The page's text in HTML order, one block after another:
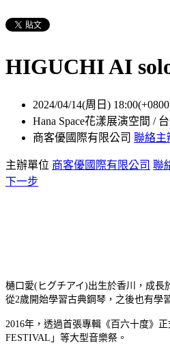
HIGUCHI AI
2024/04/14(周日)
Hana Space花漾展演空間 /
商客優國際有限公司 聯絡主
主辦單位 商客優國際有限公司 聯
下一步
樋口愛(ヒグチアイ)出生於香川，成長
從2歲開始學習古典鋼琴，之後也有學
2016年，透過首張專輯《百六十度》
FESTIVAL」等大型音樂祭。